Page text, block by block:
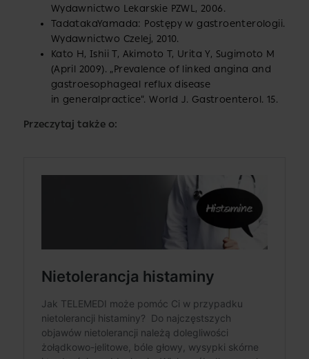
Wydawnictwo Lekarskie PZWL, 2006.
TadatakaYamada: Postępy w gastroenterologii.
Wydawnictwo Czelej, 2010.
Kato H, Ishii T, Akimoto T, Urita Y, Sugimoto M
(April 2009). „Prevalence of linked angina and
gastroesophageal reflux disease
in generalpractice”. World J. Gastroenterol. 15.
Przeczytaj także o: